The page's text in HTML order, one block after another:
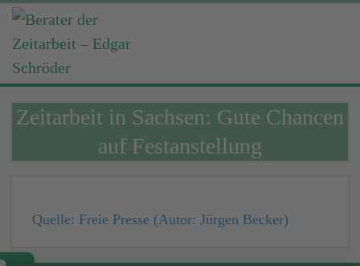
Zeitarbeit in Sachsen: Gute Chancen
auf Festanstellung
Quelle: Freie Presse (Autor: Jürgen Becker)